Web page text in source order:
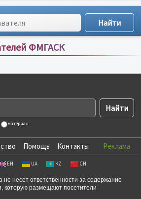
ФМГАСК
Сортировка по:имени;рейтингу;отзывам
материал
Помощь Контакты Реклама
EN UA KZ CN
не несет ответственности за содержание
которую размещают посетители